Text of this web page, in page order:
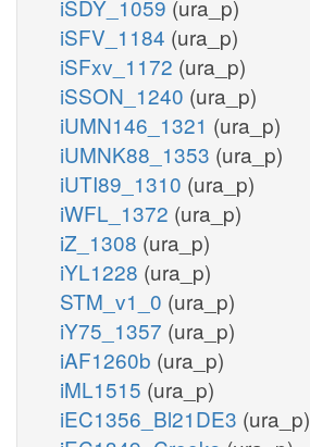
iSDY_1059 (ura_p)
iSFV_1184 (ura_p)
iSFxv_1172 (ura_p)
iSSON_1240 (ura_p)
iUMN146_1321 (ura_p)
iUMNK88_1353 (ura_p)
iUTI89_1310 (ura_p)
iWFL_1372 (ura_p)
iZ_1308 (ura_p)
iYL1228 (ura_p)
STM_v1_0 (ura_p)
iY75_1357 (ura_p)
iAF1260b (ura_p)
iML1515 (ura_p)
iEC1356_Bl21DE3 (ura_p)